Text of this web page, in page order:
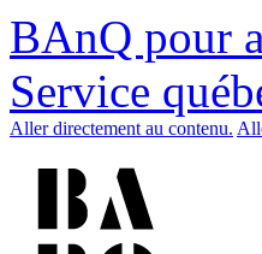
BAnQ pour
Service
Aller directement au contenu.